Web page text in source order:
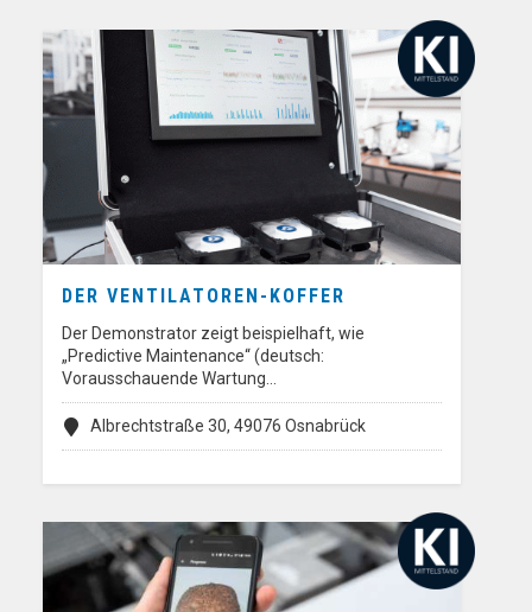
DER VENTILATOREN-KOFFER
Der Demonstrator zeigt beispielhaft, wie
„Predictive Maintenance“ (deutsch:
Vorausschauende Wartung…
Albrechtstraße 30, 49076 Osnabrück